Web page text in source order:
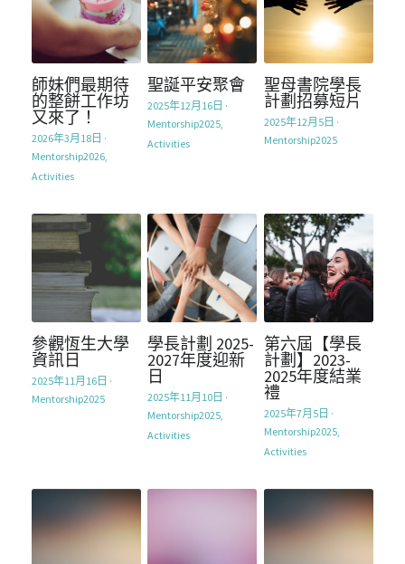
師妹們最期待
的整餅工作坊
又來了！
2026年3月18日 ·
Mentorship2026,
Activities
聖誕平安聚會
2025年12月16日 ·
Mentorship2025,
Activities
聖母書院學長
計劃招募短片
2025年12月5日 ·
Mentorship2025
參觀恆生大學
資訊日
2025年11月16日 ·
Mentorship2025
學長計劃 2025-
2027年度迎新
日
2025年11月10日 ·
Mentorship2025,
Activities
第六屆【學長
計劃】2023-
2025年度結業
禮
2025年7月5日 ·
Mentorship2025,
Activities
Mentorship2025
SocialInnovation2223
SocialInnovation2324
SocialInnovation2425